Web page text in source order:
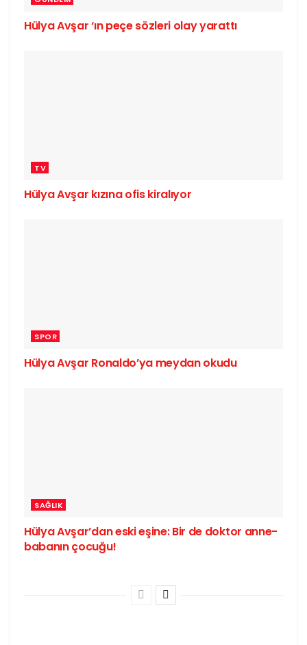
Hülya Avşar ‘ın peçe sözleri olay yarattı
TV
Hülya Avşar kızına ofis kiralıyor
SPOR
Hülya Avşar Ronaldo’ya meydan okudu
SAĞLIK
Hülya Avşar’dan eski eşine: Bir de doktor anne-
babanın çocuğu!